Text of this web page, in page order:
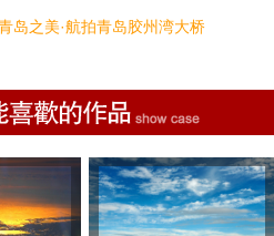
岛之美·航拍青岛胶州湾大桥